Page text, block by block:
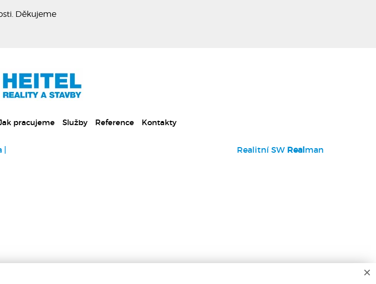
Děkujeme
pracujeme Služby Reference Kontakty
Realitní SW Realman
×